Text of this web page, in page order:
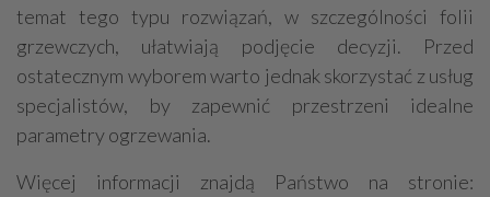
temat tego typu rozwiązań, w szczególności folii
grzewczych, ułatwiają podjęcie decyzji. Przed
ostatecznym wyborem warto jednak skorzystać z usług
specjalistów, by zapewnić przestrzeni idealne
parametry ogrzewania.
Więcej informacji znajdą Państwo na stronie: